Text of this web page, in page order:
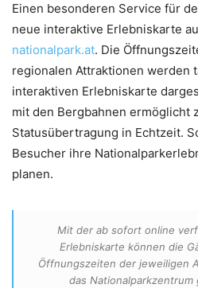
Einen besonderen Service für
neue interaktive Erlebniskarte
nationalpark.at. Die
regionalen Attraktionen werden
interaktiven Erlebniskarte
mit den Bergbahnen ermöglicht
Statusübertragung in Echtzeit.
Besucher ihre
planen.
Mit der ab sofort online
Erlebniskarte können die
Öffnungszeiten der jeweiligen
das